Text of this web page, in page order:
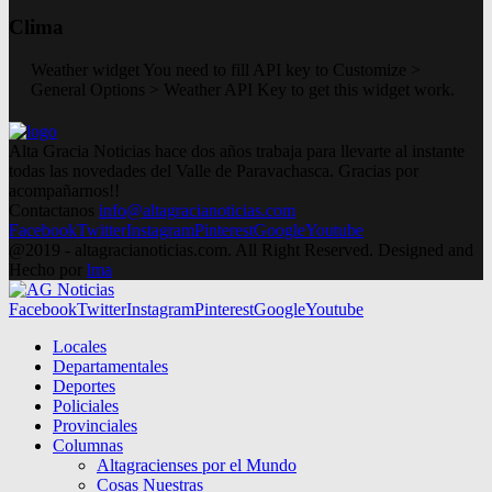
Clima
Weather widget You need to fill API key to Customize >
General Options > Weather API Key to get this widget work.
Alta Gracia Noticias hace dos años trabaja para llevarte al instante
todas las novedades del Valle de Paravachasca. Gracias por
acompañarnos!!
Contactanos info@altagracianoticias.com
FacebookTwitterInstagramPinterestGoogleYoutube
@2019 - altagracianoticias.com. All Right Reserved. Designed and
Hecho por lma
FacebookTwitterInstagramPinterestGoogleYoutube
Locales
Departamentales
Deportes
Policiales
Provinciales
Columnas
Altagracienses por el Mundo
Cosas Nuestras